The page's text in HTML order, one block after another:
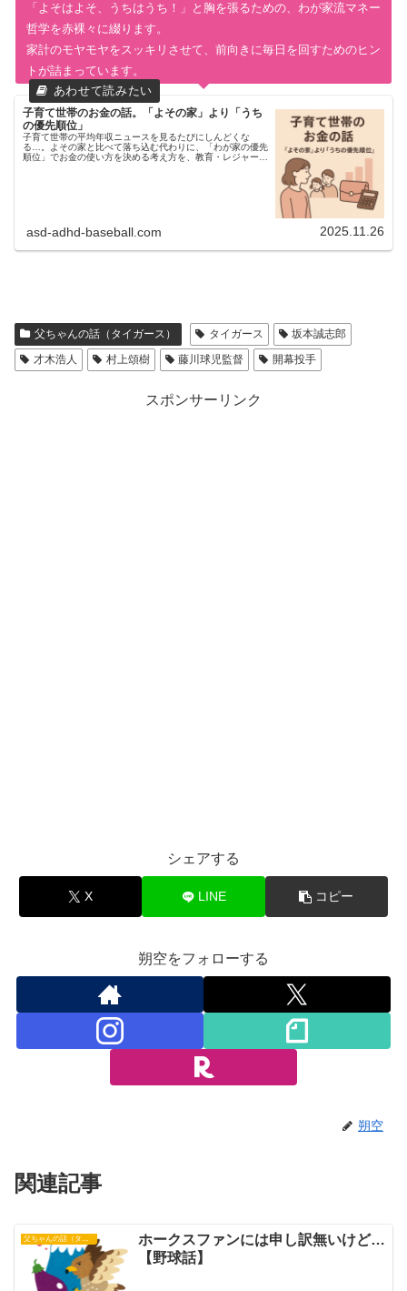
「よそはよそ、うちはうち！」と胸を張るための、わが家流マネー
哲学を赤裸々に綴ります。
家計のモヤモヤをスッキリさせて、前向きに毎日を回すためのヒン
トが詰まっています。
子育て世帯のお金の話。「よその家」より「うち
の優先順位」
子育て世帯の平均年収ニュースを見るたびにしんどくな
る…。よその家と比べて落ち込む代わりに、「わが家の優先
順位」でお金の使い方を決める考え方を、教育・レジャー・
asd-adhd-baseball.com 2025.11.26
父ちゃんの話（タイガース） タイガース
坂本誠志郎
才木浩人
村上頌樹 藤川球児監督 開幕投手
スポンサーリンク
シェアする
X LINE コピー
朔空をフォローする
朔空
関連記事
父ちゃんの話（タイガース）
ホークスファンには申し訳無いけど…
【野球話】